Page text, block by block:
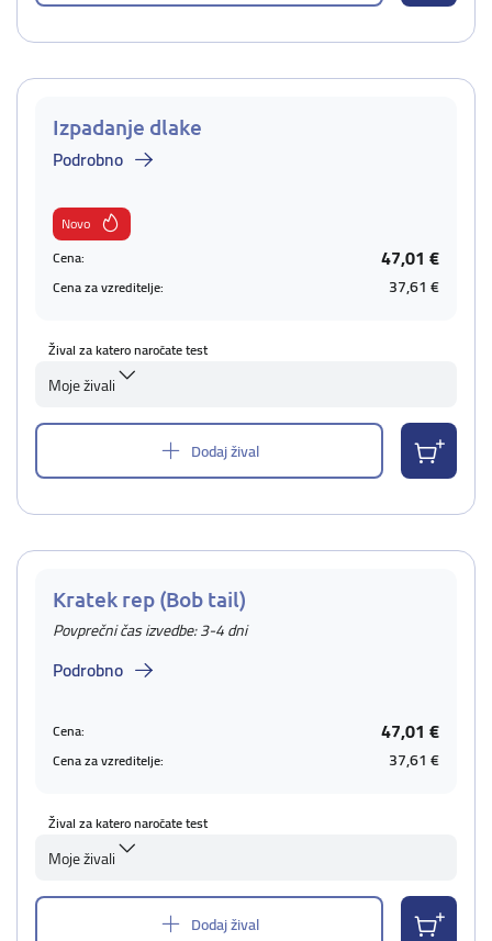
Izpadanje dlake
Podrobno
Novo
Cena:
47,01 €
Cena za vzreditelje: 37,61 €
Žival za katero naročate test
Moje živali
Dodaj žival
Kratek rep (Bob tail)
Povprečni čas izvedbe: 3-4 dni
Podrobno
Cena: 47,01 €
Cena za vzreditelje: 37,61 €
Žival za katero naročate test
Moje živali
Dodaj žival